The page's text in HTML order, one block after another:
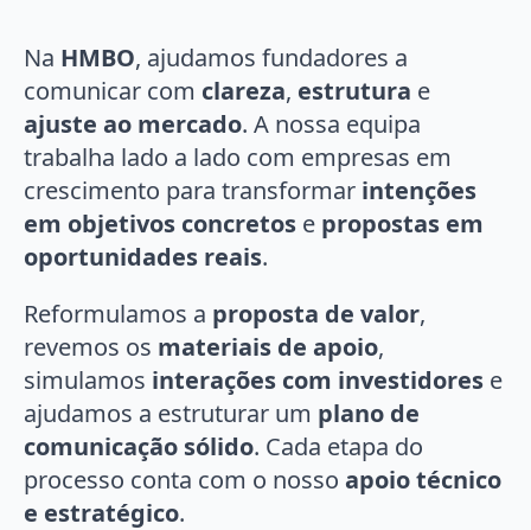
Na HMBO, ajudamos fundadores a
comunicar com clareza, estrutura e
ajuste ao mercado. A nossa equipa
trabalha lado a lado com empresas em
crescimento para transformar intenções
em objetivos concretos e propostas em
oportunidades reais.
Reformulamos a proposta de valor,
revemos os materiais de apoio,
simulamos interações com investidores e
ajudamos a estruturar um plano de
comunicação sólido. Cada etapa do
processo conta com o nosso apoio técnico
e estratégico.